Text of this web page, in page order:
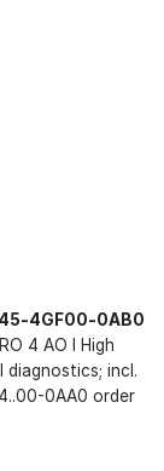
4GF00-0AB0
4 AO I High
diagnostics; incl.
0AA0 order